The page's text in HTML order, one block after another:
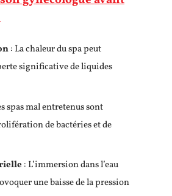
: La chaleur du spa peut
significative de liquides
spas mal entretenus sont
de bactéries et de
: L’immersion dans l’eau
une baisse de la pression